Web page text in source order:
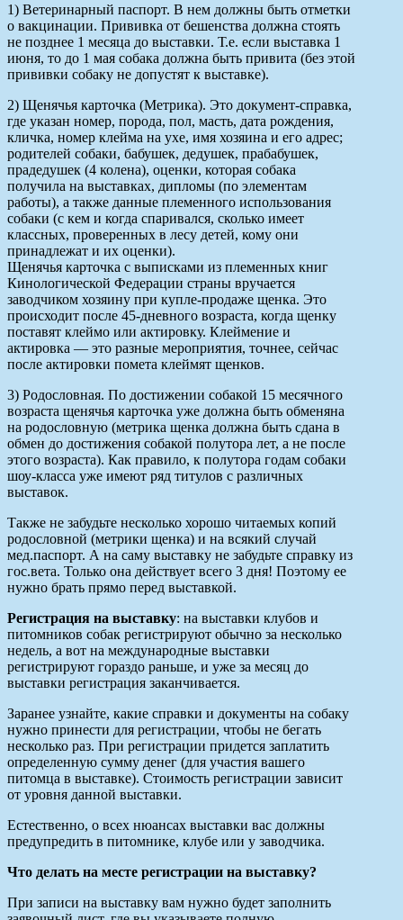
1) Ветеринарный паспорт. В нем должны быть отметки
о вакцинации. Прививка от бешенства должна стоять
не позднее 1 месяца до выставки. Т.е. если выставка 1
июня, то до 1 мая собака должна быть привита (без этой
прививки собаку не допустят к выставке).
2) Щенячья карточка (Метрика). Это документ-справка,
где указан номер, порода, пол, масть, дата рождения,
кличка, номер клейма на ухе, имя хозяина и его адрес;
родителей собаки, бабушек, дедушек, прабабушек,
прадедушек (4 колена), оценки, которая собака
получила на выставках, дипломы (по элементам
работы), а также данные племенного использования
собаки (с кем и когда спаривался, сколько имеет
классных, проверенных в лесу детей, кому они
принадлежат и их оценки).
Щенячья карточка с выписками из племенных книг
Кинологической Федерации страны вручается
заводчиком хозяину при купле-продаже щенка. Это
происходит после 45-дневного возраста, когда щенку
поставят клеймо или актировку. Клеймение и
актировка — это разные мероприятия, точнее, сейчас
после актировки помета клеймят щенков.
3) Родословная. По достижении собакой 15 месячного
возраста щенячья карточка уже должна быть обменяна
на родословную (метрика щенка должна быть сдана в
обмен до достижения собакой полутора лет, а не после
этого возраста). Как правило, к полутора годам собаки
шоу-класса уже имеют ряд титулов с различных
выставок.
Также не забудьте несколько хорошо читаемых копий
родословной (метрики щенка) и на всякий случай
мед.паспорт. А на саму выставку не забудьте справку из
гос.вета. Только она действует всего 3 дня! Поэтому ее
нужно брать прямо перед выставкой.
Регистрация на выставку: на выставки клубов и
питомников собак регистрируют обычно за несколько
недель, а вот на международные выставки
регистрируют гораздо раньше, и уже за месяц до
выставки регистрация заканчивается.
Заранее узнайте, какие справки и документы на собаку
нужно принести для регистрации, чтобы не бегать
несколько раз. При регистрации придется заплатить
определенную сумму денег (для участия вашего
питомца в выставке). Стоимость регистрации зависит
от уровня данной выставки.
Естественно, о всех нюансах выставки вас должны
предупредить в питомнике, клубе или у заводчика.
Что делать на месте регистрации на выставку?
При записи на выставку вам нужно будет заполнить